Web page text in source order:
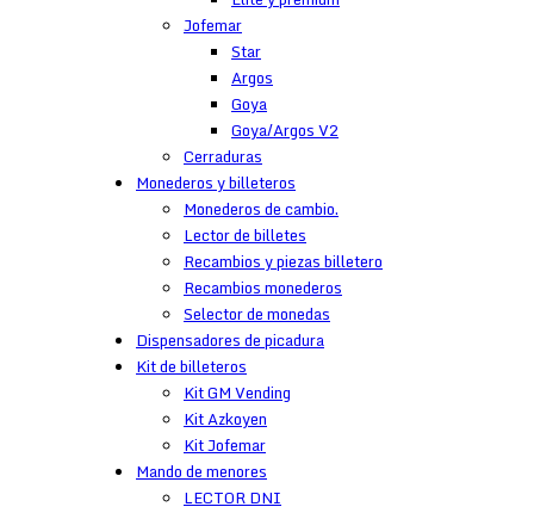
Jofemar
Star
Argos
Goya
Goya/Argos V2
Cerraduras
Monederos y billeteros
Monederos de cambio.
Lector de billetes
Recambios y piezas billetero
Recambios monederos
Selector de monedas
Dispensadores de picadura
Kit de billeteros
Kit GM Vending
Kit Azkoyen
Kit Jofemar
Mando de menores
LECTOR DNI